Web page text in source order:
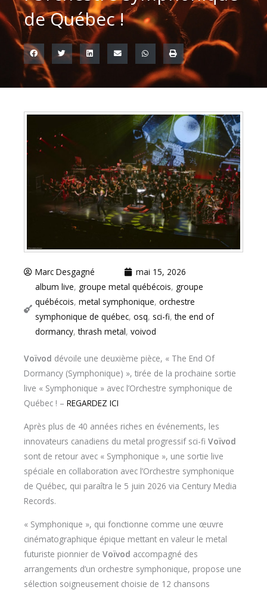
de Québec !
Marc Desgagné
mai 15, 2026
album live, groupe metal québécois, groupe
québécois, metal symphonique, orchestre
symphonique de québec, osq, sci-fi,the end of
dormancy,thrash metal, voivod
Voïvod dévoile une deuxième pièce, « The End Of
Dormancy (Symphonique) », tirée de la prochaine sortie
live « Symphonique » avec l’Orchestre symphonique de
Québec ! – REGARDEZ ICI
Après plus de 40 années riches en événements, les
innovateurs canadiens du metal progressif sci-fi Voïvod
sont de retour avec « Symphonique », une sortie live
spéciale en collaboration avec l’Orchestre symphonique
de Québec, qui paraîtra le 5 juin 2026 via Century Media
Records.
« Symphonique », qui fonctionne comme une œuvre
cinématographique épique mettant en valeur le metal
futuriste pionnier de Voïvod accompagné des
arrangements d’un orchestre symphonique, propose une
sélection soigneusement choisie de 12 chansons